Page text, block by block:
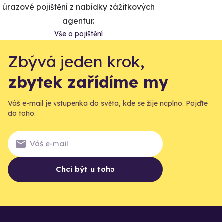
úrazové pojištění z nabídky zážitkových
agentur.
Vše o pojištění
Zbývá jeden krok,
zbytek zařídíme my
Váš e-mail je vstupenka do světa, kde se žije naplno. Pojďte
do toho.
Chci být u toho